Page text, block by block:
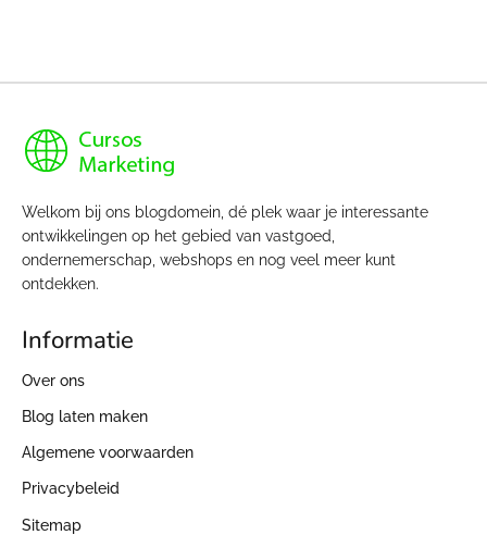
Welkom bij ons blogdomein, dé plek waar je interessante
ontwikkelingen op het gebied van vastgoed,
ondernemerschap, webshops en nog veel meer kunt
ontdekken.
Informatie
Over ons
Blog laten maken
Algemene voorwaarden
Privacybeleid
Sitemap